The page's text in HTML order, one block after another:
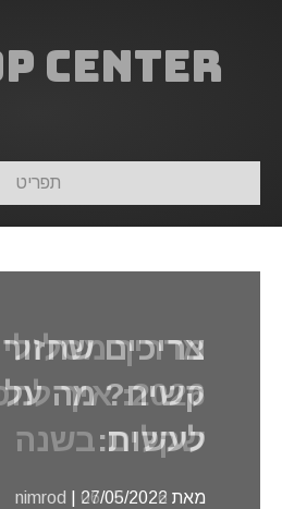
Center
תפריט
צריכים
קשיח? מה
לעשות:
מאת nimrod
27/05/2022